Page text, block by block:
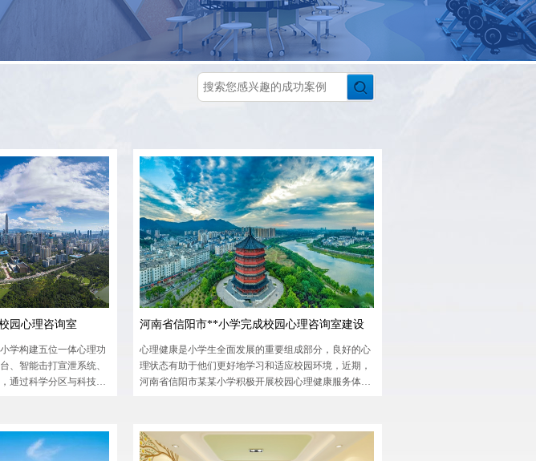
园心理咨询室
学构建五位一体心理功
、智能击打宣泄系统、
通过科学分区与科技赋
河南省信阳市**小学完成校园心理咨询室建设
心理健康是小学生全面发展的重要组成部分，良好的心
理状态有助于他们更好地学习和适应校园环境，近期，
河南省信阳市某某小学积极开展校园心理健康服务体系
营造有利于学生成长的良好环境。